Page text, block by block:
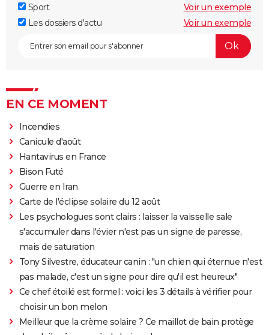
Sport
Voir un exemple
Les dossiers d'actu
Voir un exemple
EN CE MOMENT
Incendies
Canicule d'août
Hantavirus en France
Bison Futé
Guerre en Iran
Carte de l'éclipse solaire du 12 août
Les psychologues sont clairs : laisser la vaisselle sale
s'accumuler dans l'évier n'est pas un signe de paresse,
mais de saturation
Tony Silvestre, éducateur canin : "un chien qui éternue n'est
pas malade, c'est un signe pour dire qu'il est heureux"
Ce chef étoilé est formel : voici les 3 détails à vérifier pour
choisir un bon melon
Meilleur que la crème solaire ? Ce maillot de bain protège